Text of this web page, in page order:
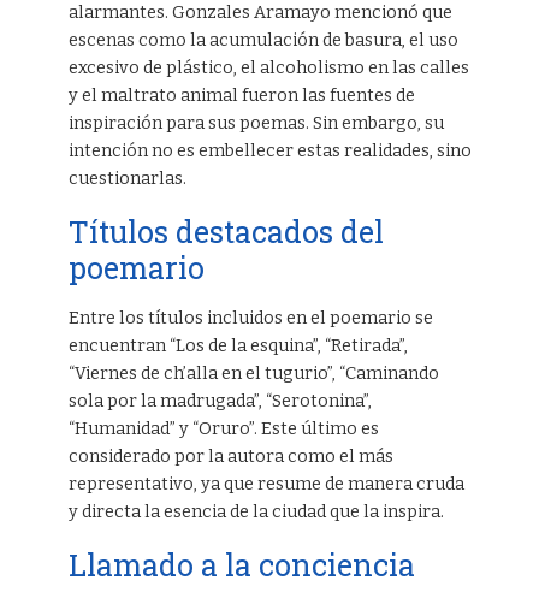
alarmantes. Gonzales Aramayo mencionó que
escenas como la acumulación de basura, el uso
excesivo de plástico, el alcoholismo en las calles
y el maltrato animal fueron las fuentes de
inspiración para sus poemas. Sin embargo, su
intención no es embellecer estas realidades, sino
cuestionarlas.
Títulos destacados del
poemario
Entre los títulos incluidos en el poemario se
encuentran “Los de la esquina”, “Retirada”,
“Viernes de ch’alla en el tugurio”, “Caminando
sola por la madrugada”, “Serotonina”,
“Humanidad” y “Oruro”. Este último es
considerado por la autora como el más
representativo, ya que resume de manera cruda
y directa la esencia de la ciudad que la inspira.
Llamado a la conciencia